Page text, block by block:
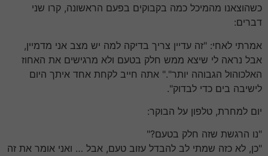
כשהוצאנו מהמיכל כמה בקבוקים בפעם הראשונה, קרו שני
דברים:
אמרתי לאחי: "זה עדיין צריך בדיקה למה יש מצב אני מדמיין,
אבל נראה לי שיצא ממש חלק בטעם ולא מרגישים את האחוז
האלכוהול הגבוהה יותר"." אתה חייב לקחת אחד איתך היום
לישיבה בים כדי לבדוק".
יום למחרת, טלפון על הבוקר:
"נו הרגשת שזה חלק בטעם?"
"כן, לא כזה שמתי לב להבדל עזוב טעם, אבל … ואני אומר את זה